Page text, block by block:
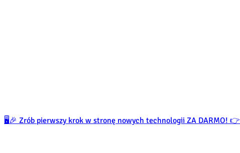
🖥️🎉 Zrób pierwszy krok w stronę nowych technologii ZA DARMO! 👉